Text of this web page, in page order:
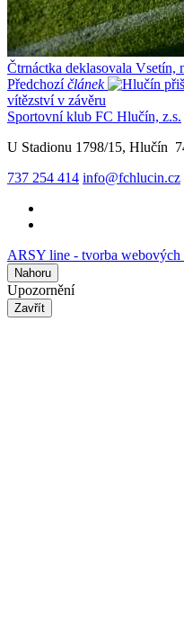
Čtrnáctka deklasovala Vsetín,
Předchozíčlánek
vítězství v závěru
Sportovní klub FC Hlučín, z.s.
U Stadionu 1798/15, Hlučín
737 254 414 info@fchlucin.cz
ARSY line - tvorba webových
Nahoru
Upozornění
Zavřít